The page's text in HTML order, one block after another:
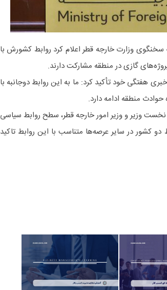
سخنگوی وزارت خارجه قطر اعلام کرد روابط کشورش با
گازی در منطقه مشارکت دارند.
هفتگی خود تأکید کرد: ما به این روابط دوجانبه با
حوادث منطقه ادامه دارد.
وزیر و وزیر امور خارجه قطر، سطح روابط سیاسی
کشور در سایر عرصه‌ها متناسب با این روابط تاکید